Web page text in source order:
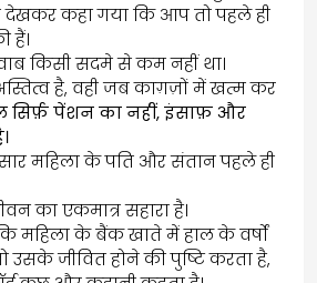
कहा गया कि आप तो पहले ही
हैं।
किसी सदमे से कम नहीं था।
है, वही जब काग़ज़ों में खत्म कर
सिर्फ़ पेंशन का नहीं, इंसाफ़ और
महिला के पति और संतान पहले ही
का एकमात्र सहारा है।
महिला के बैंक खाते में हाल के वर्षों
जीवित होने की पुष्टि करता है,